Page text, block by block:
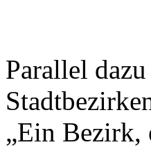
Parallel
„Ein Bezirk,